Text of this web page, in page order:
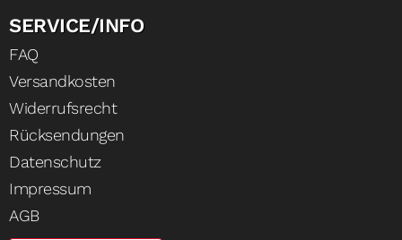
SERVICE/INFO
FAQ
Versandkosten
Widerrufsrecht
Rücksendungen
Datenschutz
Impressum
AGB